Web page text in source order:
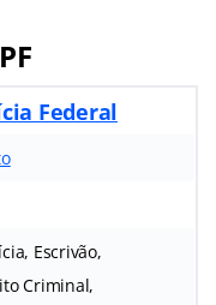
Federal
Escrivão,
Criminal,